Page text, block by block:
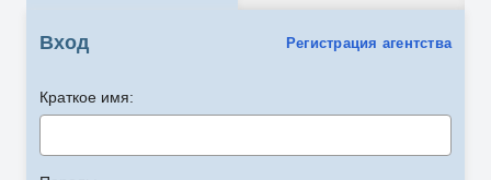
Вход Регистрация агентства
Краткое имя: